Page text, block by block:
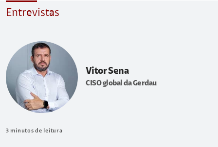
Entrevistas
Vitor Sena
CISO global da Gerdau
3 minutos de leitura